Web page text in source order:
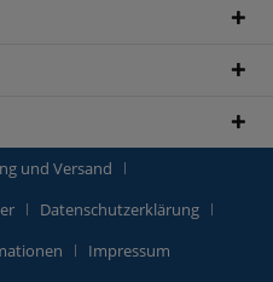
und Versand
Datenschutzerklärung
Impressum